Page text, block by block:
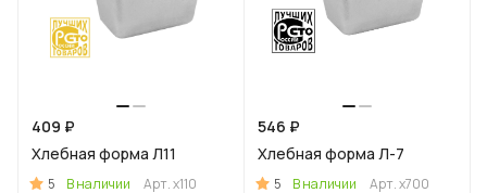
409 ₽
Хлебная форма Л11
5 В наличии Арт.х110
546 ₽
Хлебная форма Л-7
5 В наличии Арт.х700